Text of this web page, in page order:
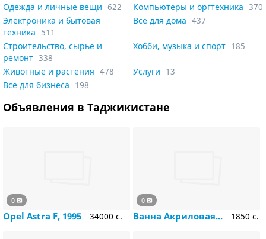
Одежда и личные вещи 622 Компьютеры и оргтехника 370
Электроника и бытовая
техника 511
Все для дома 437
Строительство, сырье и
ремонт 338
Хобби, музыка и спорт 185
Животные и растения 478 Услуги 13
Все для бизнеса 198
Объявления в Таджикистане
0
Opel Astra F, 1995 34000 c.
0
Ванна Акриловая... 1850 c.